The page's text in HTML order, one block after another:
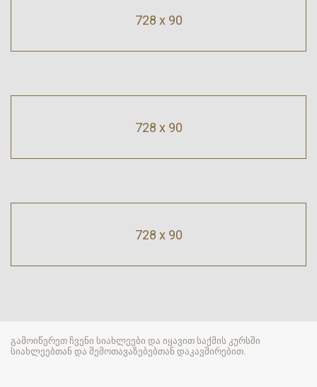
728 x 90
728 x 90
728 x 90
გამოიწერეთ ჩვენი სიახლეები და იყავით საქმის კურსში
სიახლეებთან და შემოთავაზებებთან დაკავშირებით.